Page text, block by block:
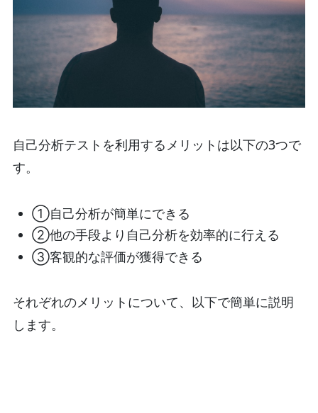
自己分析テストを利用するメリットは以下の3つで
す。
①自己分析が簡単にできる
②他の手段より自己分析を効率的に行える
③客観的な評価が獲得できる
それぞれのメリットについて、以下で簡単に説明
します。